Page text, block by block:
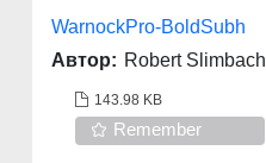
WarnockPro-BoldSubh
Автор: Robert Slimbach
143.98 KB
Remember